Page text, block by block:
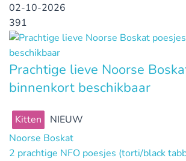
02-10-2026
391
Prachtige lieve Noorse
binnenkort beschikbaar
Kitten
NIEUW
Noorse Boskat
2 prachtige NFO poesjes (torti/black